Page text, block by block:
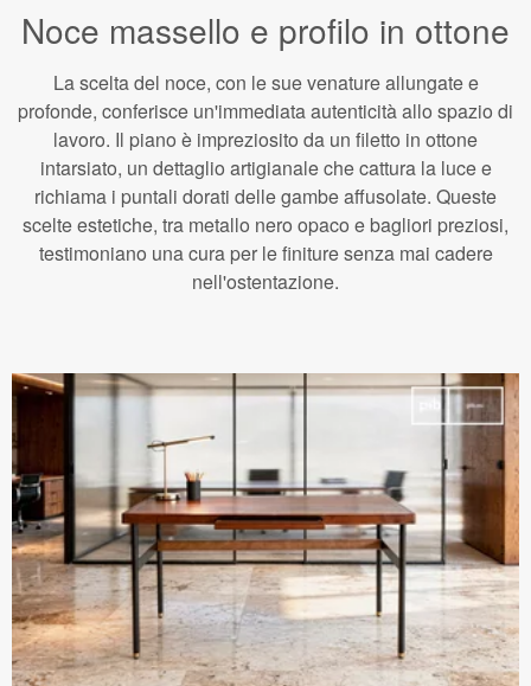
Noce massello e profilo in ottone
La scelta del noce, con le sue venature allungate e
profonde, conferisce un'immediata autenticità allo spazio di
lavoro. Il piano è impreziosito da un filetto in ottone
intarsiato, un dettaglio artigianale che cattura la luce e
richiama i puntali dorati delle gambe affusolate. Queste
scelte estetiche, tra metallo nero opaco e bagliori preziosi,
testimoniano una cura per le finiture senza mai cadere
nell'ostentazione.